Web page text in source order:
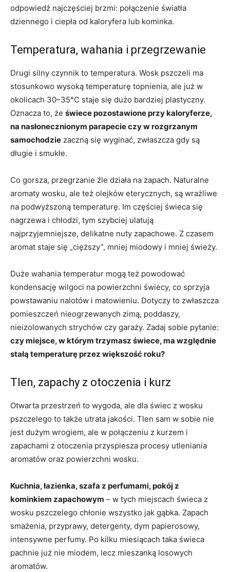
odpowiedź najczęściej brzmi: połączenie światła
dziennego i ciepła od kaloryfera lub kominka.
Temperatura, wahania i przegrzewanie
Drugi silny czynnik to temperatura. Wosk pszczeli ma
stosunkowo wysoką temperaturę topnienia, ale już w
okolicach 30–35°C staje się dużo bardziej plastyczny.
Oznacza to, że świece pozostawione przy kaloryferze,
na nasłonecznionym parapecie czy w rozgrzanym
samochodzie zaczną się wyginać, zwłaszcza gdy są
długie i smukłe.
Co gorsza, przegrzanie źle działa na zapach. Naturalne
aromaty wosku, ale też olejków eterycznych, są wrażliwe
na podwyższoną temperaturę. Im częściej świeca się
nagrzewa i chłodzi, tym szybciej ulatują
najprzyjemniejsze, delikatne nuty zapachowe. Z czasem
aromat staje się „cięższy”, mniej miodowy i mniej świeży.
Duże wahania temperatur mogą też powodować
kondensację wilgoci na powierzchni świecy, co sprzyja
powstawaniu nalotów i matowieniu. Dotyczy to zwłaszcza
pomieszczeń nieogrzewanych zimą, poddaszy,
nieizolowanych strychów czy garaży. Zadaj sobie pytanie:
czy miejsce, w którym trzymasz świece, ma względnie
stałą temperaturę przez większość roku?
Tlen, zapachy z otoczenia i kurz
Otwarta przestrzeń to wygoda, ale dla świec z wosku
pszczelego to także utrata jakości. Tlen sam w sobie nie
jest dużym wrogiem, ale w połączeniu z kurzem i
zapachami z otoczenia przyspiesza procesy utleniania
aromatów oraz powierzchni wosku.
Kuchnia, łazienka, szafa z perfumami, pokój z
kominkiem zapachowym – w tych miejscach świeca z
wosku pszczelego chłonie wszystko jak gąbka. Zapach
smażenia, przyprawy, detergenty, dym papierosowy,
intensywne perfumy. Po kilku miesiącach taka świeca
pachnie już nie miodem, lecz mieszanką losowych
aromatów.